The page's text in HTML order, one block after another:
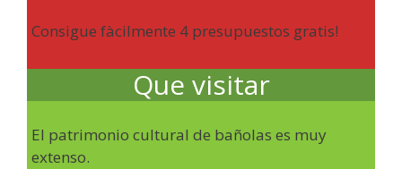
Consigue fàcilmente 4 presupuestos gratis!
Que visitar
El patrimonio cultural de bañolas es muy
extenso.